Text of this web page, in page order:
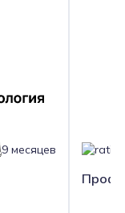
9 месяцев